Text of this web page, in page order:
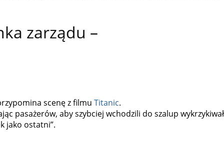
zarządu –
scenę z filmu Titanic.
pasażerów, aby szybciej wchodzili do szalup wykrzykiwał
jako ostatni”.